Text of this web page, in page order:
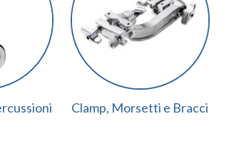
Clamp, Morsetti e Bracci